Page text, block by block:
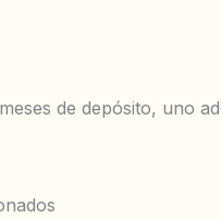
de depósito, uno